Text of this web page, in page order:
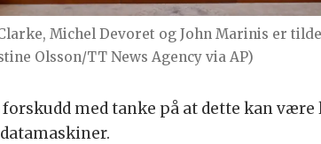
Michel Devoret og John Marinis er
Olsson/TT News Agency via AP)
med tanke på at dette kan